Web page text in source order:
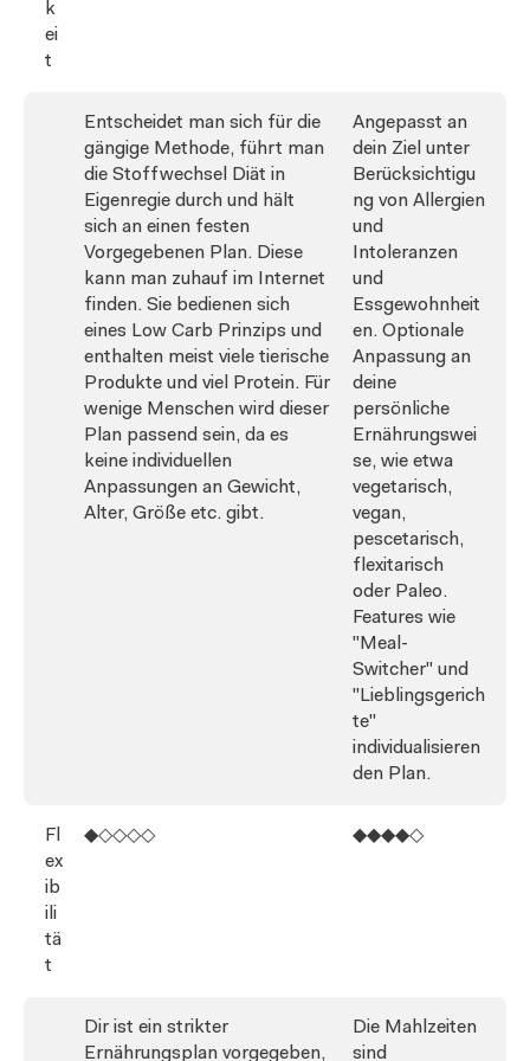
k
ei
t
Entscheidet man sich für die
gängige Methode, führt man
die Stoffwechsel Diät in
Eigenregie durch und hält
sich an einen festen
Vorgegebenen Plan. Diese
kann man zuhauf im Internet
finden. Sie bedienen sich
eines Low Carb Prinzips und
enthalten meist viele tierische
Produkte und viel Protein. Für
wenige Menschen wird dieser
Plan passend sein, da es
keine individuellen
Anpassungen an Gewicht,
Alter, Größe etc. gibt.
Angepasst an
dein Ziel unter
Berücksichtigu
ng von Allergien
und
Intoleranzen
und
Essgewohnheit
en. Optionale
Anpassung an
deine
persönliche
Ernährungswei
se, wie etwa
vegetarisch,
vegan,
pescetarisch,
flexitarisch
oder Paleo.
Features wie
"Meal-
Switcher" und
"Lieblingsgerich
te"
individualisieren
den Plan.
Fl
ex
ib
ili
tä
t
◆◇◇◇◇ ◆◆◆◆◇
Dir ist ein strikter
Ernährungsplan vorgegeben,
Die Mahlzeiten
sind